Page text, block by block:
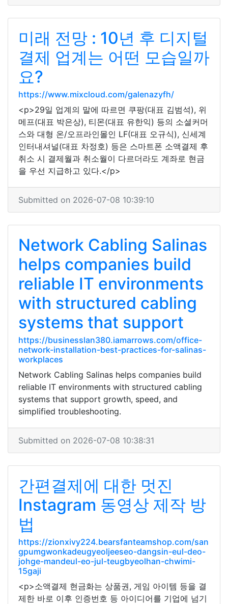
미래 전망 : 10년 후 디지털
결제 업계는 어떤 모습일까
요?
https://www.mixcloud.com/galenazyfh/
<p>29일 업계의 말에 따르면 쿠팡(대표 김범석), 위
메프(대표 박은상), 티몬(대표 유한익) 등의 소셜커머
스와 대형 온/오프라인몰인 LF(대표 오규식), 신세계
인터내셔널(대표 차정호) 등은 스마트폰 소액결제 후
취소 시 결제월과 취소월이 다르더라도 계좌로 현금
을 우선 지급하고 있다.</p>
Submitted on 2026-07-08 10:39:10
Network Cabling Salinas
helps companies build
reliable IT environments
with structured cabling
systems that support
https://businesslan380.iamarrows.com/office-
network-installation-best-practices-for-salinas-
workplaces
Network Cabling Salinas helps companies build
reliable IT environments with structured cabling
systems that support growth, speed, and
simplified troubleshooting.
Submitted on 2026-07-08 10:38:31
간편결제에 대한 멋진
Instagram 동영상 제작 방
법
https://zionxivy224.bearsfanteamshop.com/san
gpumgwonkadeugyeoljeeseo-dangsin-eul-deo-
johge-mandeul-eo-jul-teugbyeolhan-chwimi-
15gaji
<p>소액결제 현금화는 상품권, 게임 아이템 등을 결
제한 바로 이후 인증번호 등 아이디어를 기업에 넘기